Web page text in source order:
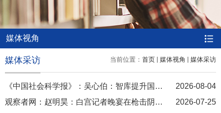
媒体视角
当前位置： 首页 媒体视角 媒体采访
媒体采访
《中国社会科学报》：吴心伯：智库提升国际话语权的价值锚点
2026-08-04
观察者网：赵明昊：白宫记者晚宴在枪击阴影下重开，特朗普抢镜：要竞选第四任期
2026-07-25